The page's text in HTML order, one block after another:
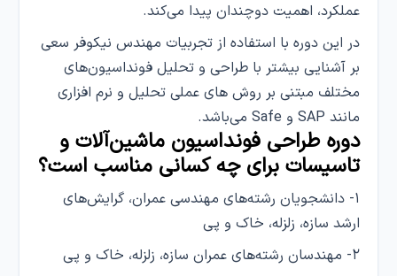
عملکرد، اهمیت دوچندان پیدا می‌کند.
در این دوره با استفاده از تجربیات مهندس نیکوفر سعی
بر آشنایی بیشتر با طراحی و تحلیل فونداسیون‌های
مختلف مبتنی بر روش های عملی تحلیل و نرم افزاری
مانند SAP و Safe می‌باشد.
دوره طراحی فونداسیون‌ ماشین‌آلات و
تاسیسات برای چه کسانی مناسب است؟
۱- دانشجویان رشته‌های مهندسی عمران، گرایش‌های
ارشد سازه، زلزله، خاک و پی
۲- مهندسان رشته‌های عمران سازه، زلزله، خاک و پی